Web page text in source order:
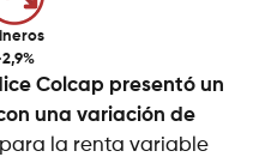
Colcap presentó un
una variación de
la renta variable